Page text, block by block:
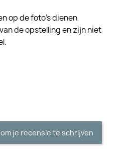
op de foto's dienen
de opstelling en zijn niet
je recensie te schrijven